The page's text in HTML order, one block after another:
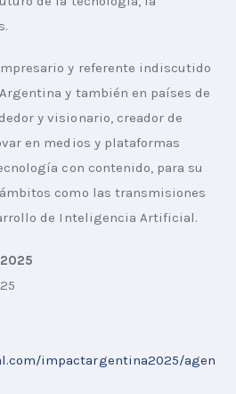
y referente indiscutido
y también en países de
y visionario, creador de
en medios y plataformas
con contenido, para su
como las transmisiones
de Inteligencia Artificial.
impactargentina2025/agen